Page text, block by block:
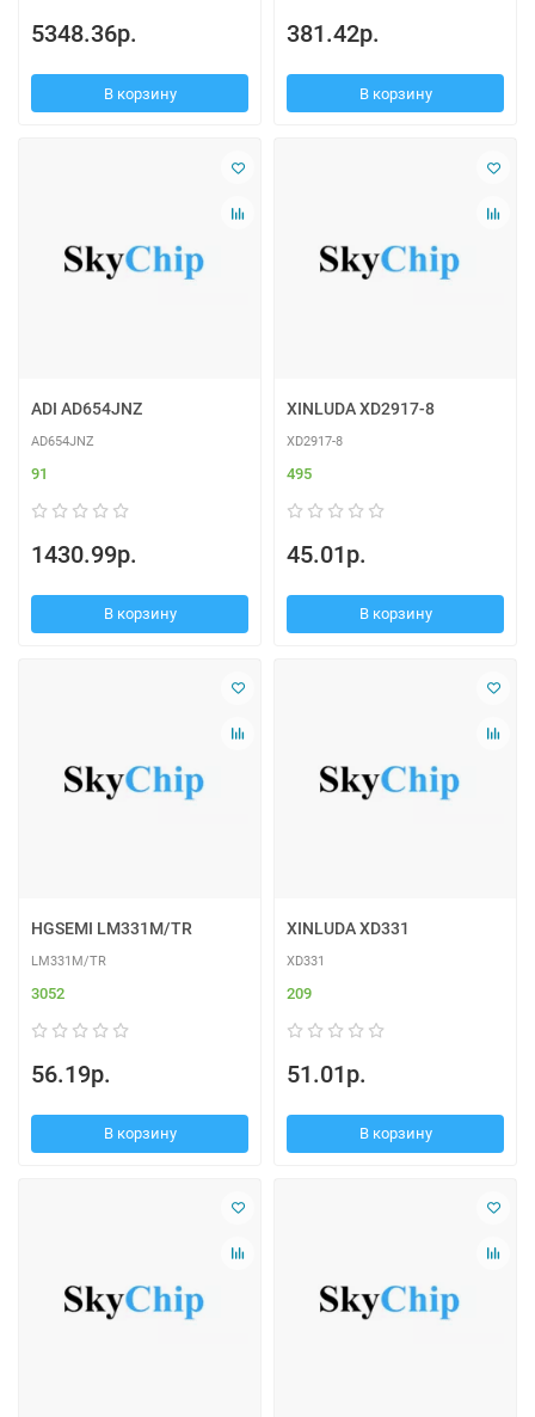
5348.36р.
В корзину
381.42р.
В корзину
ADI AD654JNZ
AD654JNZ
91
1430.99р.
В корзину
XINLUDA XD2917-8
XD2917-8
495
45.01р.
В корзину
HGSEMI LM331M/TR
LM331M/TR
3052
56.19р.
В корзину
XINLUDA XD331
XD331
209
51.01р.
В корзину